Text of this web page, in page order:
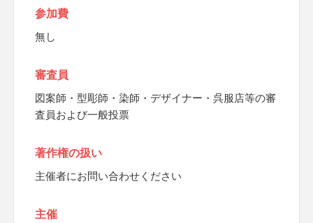
参加費
無し
審査員
図案師・型彫師・染師・デザイナー・呉服店等の審
査員および一般投票
著作権の扱い
主催者にお問い合わせください
主催